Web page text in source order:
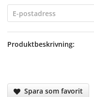
Produktbeskrivning:
Spara som favorit